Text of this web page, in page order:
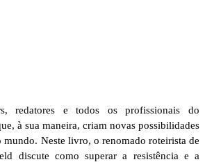
redatores e todos os profissionais do
à sua maneira, criam novas possibilidades
mundo. Neste livro, o renomado roteirista de
discute como superar a resistência e a